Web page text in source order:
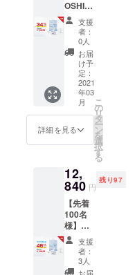
理解賜
ります
ようお
願い申
し上げ
ます。
いた場
合、売
り切れ
となる
ことが
ありま
す。 超
過分は
急ぎご
用意さ
せてい
ただき
れが生
じるこ
とをあ
らかじ
めご了
承くだ
さい。
何卒ご
理解賜
ります
OSHIR
OI2個
10,560
円 全国
送料無
料・税
込価格
▼配送
に間し
て 製造
国：中
国 予定
個数以
上の多
支援を
いただ
いた場
合、売
り切れ
となる
ことが
ありま
す。 超
過分は
支援
者：
0人
お届
け予
定：
2021
年03
月
詳細を見る
こ
の
リ
タ
ー
ン
を
選
択
す
る
12,
840 円
残り97
【先着
100名
様】
46％OF
F
OSHIR
OI3個
支援
者：
3人
お届